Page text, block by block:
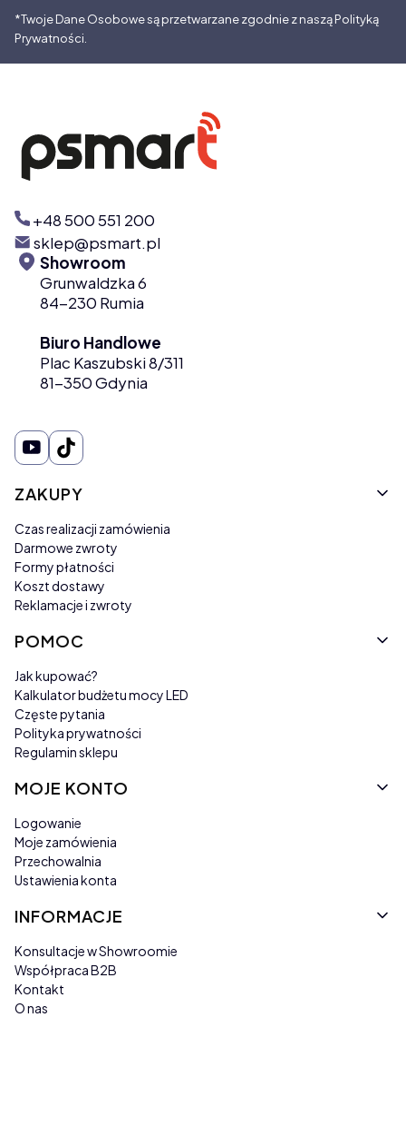
*Twoje Dane Osobowe są przetwarzane zgodnie z naszą Polityką
Prywatności.
+48 500 551 200
sklep@psmart.pl
Showroom
Grunwaldzka 6
84-230 Rumia
Biuro Handlowe
Plac Kaszubski 8/311
81-350 Gdynia
Linki w stopce
ZAKUPY
Czas realizacji zamówienia
Darmowe zwroty
Formy płatności
Koszt dostawy
Reklamacje i zwroty
POMOC
Jak kupować?
Kalkulator budżetu mocy LED
Częste pytania
Polityka prywatności
Regulamin sklepu
MOJE KONTO
Logowanie
Moje zamówienia
Przechowalnia
Ustawienia konta
INFORMACJE
Konsultacje w Showroomie
Współpraca B2B
Kontakt
O nas